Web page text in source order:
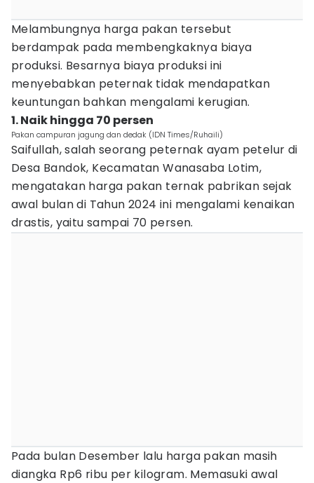
Melambungnya harga pakan tersebut
berdampak pada membengkaknya biaya
produksi. Besarnya biaya produksi ini
menyebabkan peternak tidak mendapatkan
keuntungan bahkan mengalami kerugian.
1. Naik hingga 70 persen
Pakan campuran jagung dan dedak (IDN Times/Ruhaili)
Saifullah, salah seorang peternak ayam petelur di
Desa Bandok, Kecamatan Wanasaba Lotim,
mengatakan harga pakan ternak pabrikan sejak
awal bulan di Tahun 2024 ini mengalami kenaikan
drastis, yaitu sampai 70 persen.
Pada bulan Desember lalu harga pakan masih
diangka Rp6 ribu per kilogram. Memasuki awal